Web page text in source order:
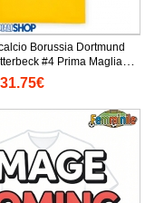
Borussia Dortmund
#4 Prima Maglia
26 Manica Corta
31.75€